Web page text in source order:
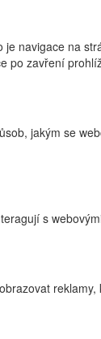
navigace na
po zavření
jakým se
s